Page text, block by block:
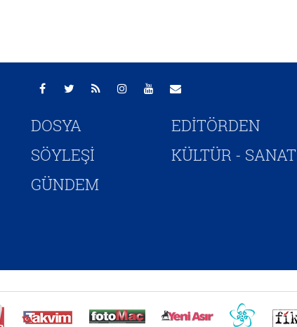
DOSYA
SÖYLEŞİ
GÜNDEM
EDİTÖRDEN
KÜLTÜR - SANAT